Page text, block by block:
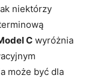
niektórzy
C wyróżnia
może być dla